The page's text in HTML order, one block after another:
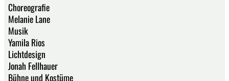
Choreografie
Melanie Lane
Musik
Yamila Rios
Lichtdesign
Jonah Fellhauer
Bühne und Kostüme